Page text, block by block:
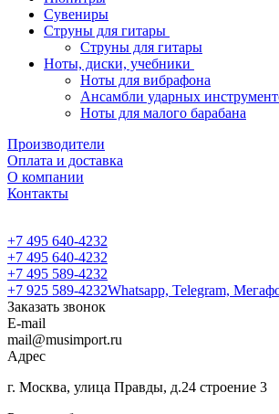
Сувениры
Струны для гитары
Струны для гитары
Ноты, диски, учебники
Ноты для вибрафона
Ансамбли ударных
Ноты для малого барабана
Производители
Оплата и доставка
О компании
Контакты
+7 495 640-4232
+7 495 640-4232
+7 495 589-4232
+7 925 589-4232Whatsapp, Telegram,
Заказать звонок
E-mail
mail@musimport.ru
Адрес
г. Москва, улица Правды, д.24 строение 3